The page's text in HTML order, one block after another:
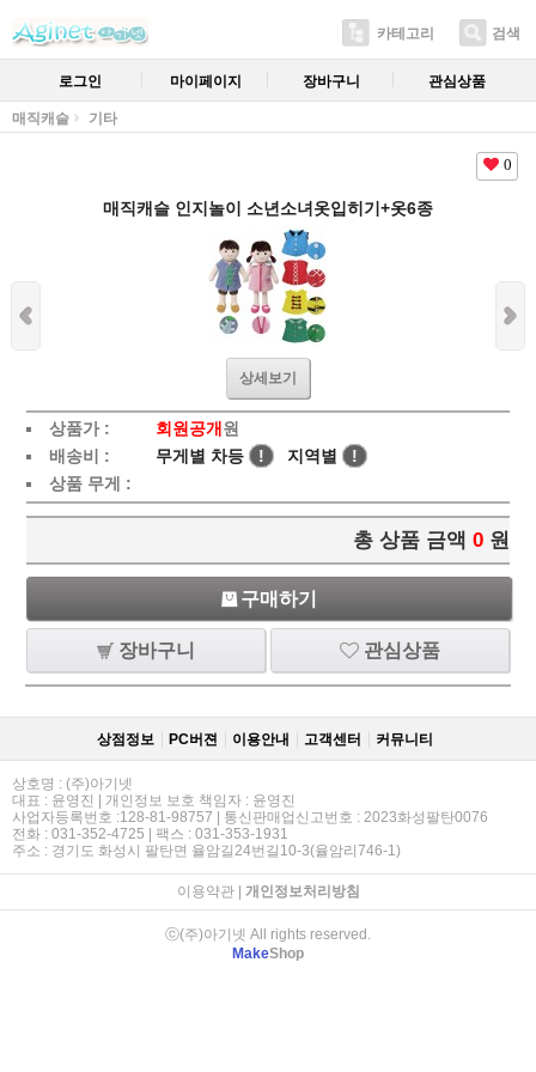
카테고리 검색
로그인 마이페이지 장바구니 관심상품
매직캐슬 기타
0
매직캐슬 인지놀이 소년소녀옷입히기+옷6종
상세보기
상품가 : 회원공개 원
배송비 :
무게별 차등 ! 지역별
!
상품 무게 :
총 상품 금액 0 원
구매하기
장바구니 관심상품
상점정보 PC버젼 이용안내 고객센터 커뮤니티
상호명 : (주)아기넷
대표 : 윤영진 | 개인정보 보호 책임자 : 윤영진
사업자등록번호 :128-81-98757 | 통신판매업신고번호 : 2023화성팔탄0076
전화 : 031-352-4725 | 팩스 : 031-353-1931
주소 : 경기도 화성시 팔탄면 율암길24번길10-3(율암리746-1)
이용약관| 개인정보처리방침
ⓒ(주)아기넷 All rights reserved.
MakeShop